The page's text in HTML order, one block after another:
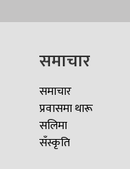
समाचार
समाचार
प्रवासमा थारू
सलिमा
सँस्कृति